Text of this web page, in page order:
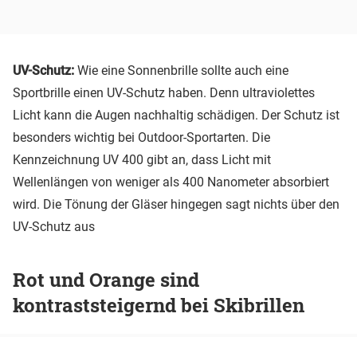
UV-Schutz: Wie eine Sonnenbrille sollte auch eine
Sportbrille einen UV-Schutz haben. Denn ultraviolettes
Licht kann die Augen nachhaltig schädigen. Der Schutz ist
besonders wichtig bei Outdoor-Sportarten. Die
Kennzeichnung UV 400 gibt an, dass Licht mit
Wellenlängen von weniger als 400 Nanometer absorbiert
wird. Die Tönung der Gläser hingegen sagt nichts über den
UV-Schutz aus
Rot und Orange sind
kontraststeigernd bei Skibrillen